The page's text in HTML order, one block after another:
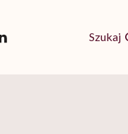
Szukaj